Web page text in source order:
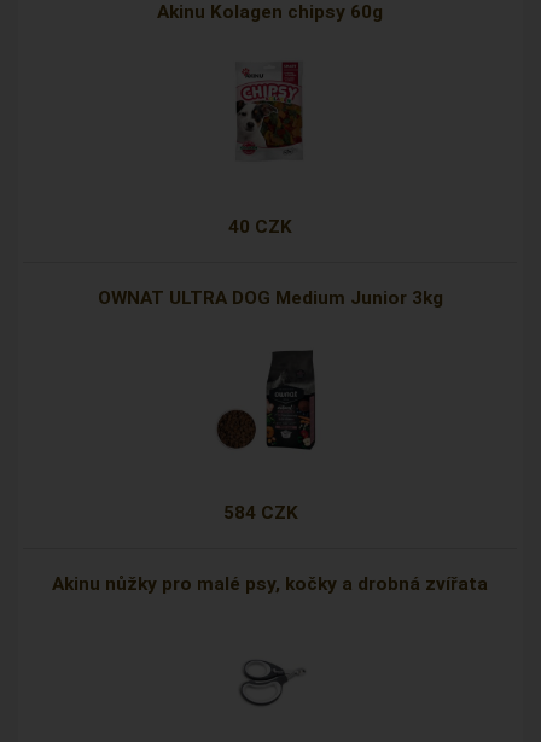
Akinu Kolagen chipsy 60g
40 CZK
OWNAT ULTRA DOG Medium Junior 3kg
584 CZK
Akinu nůžky pro malé psy, kočky a drobná zvířata